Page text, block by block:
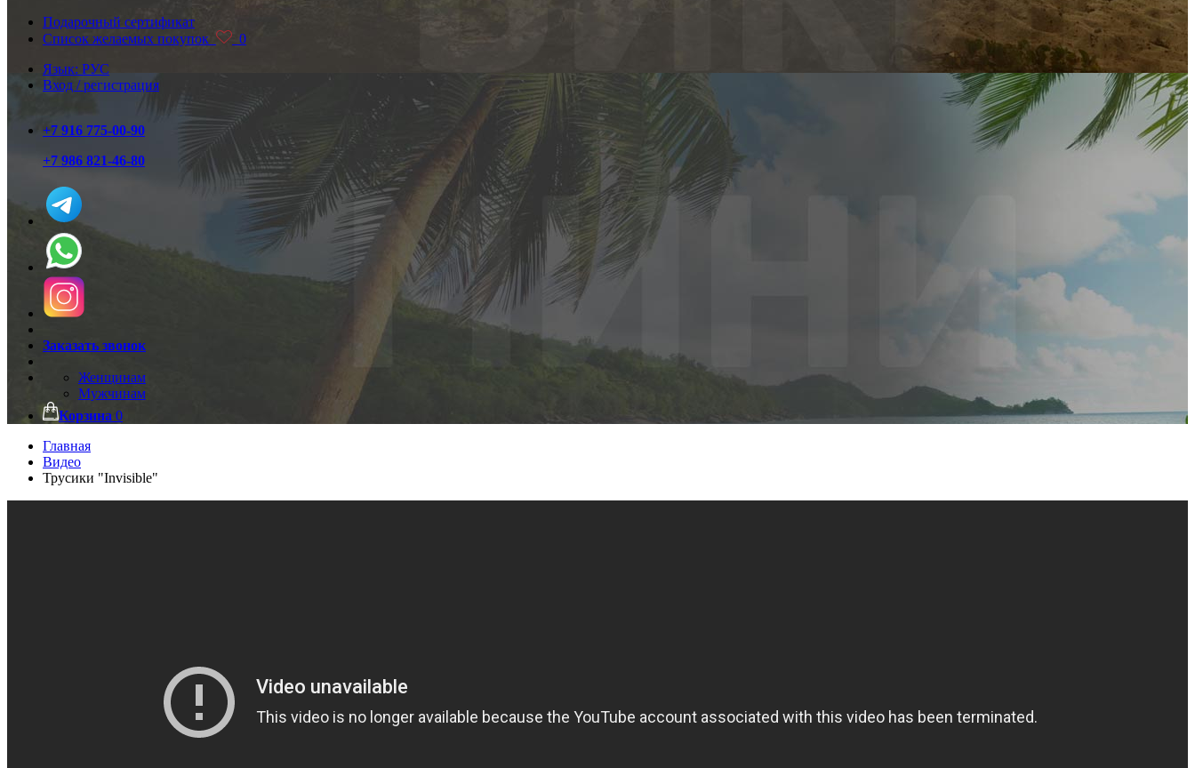
Подарочный сертификат
Список желаемых покупок
0
Язык: РУС
Вход / регистрация
+7 916 775-00-90
+7 986 821-46-80
Заказать звонок
Женщинам
Мужчинам
Корзина 0
Главная
Видео
Трусики "Invisible"